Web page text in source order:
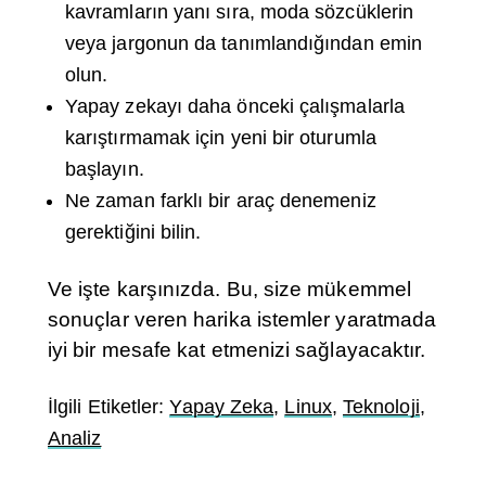
kavramların yanı sıra, moda sözcüklerin
veya jargonun da tanımlandığından emin
olun.
Yapay zekayı daha önceki çalışmalarla
karıştırmamak için yeni bir oturumla
başlayın.
Ne zaman farklı bir araç denemeniz
gerektiğini bilin.
Ve işte karşınızda. Bu, size mükemmel
sonuçlar veren harika istemler yaratmada
iyi bir mesafe kat etmenizi sağlayacaktır.
İlgili Etiketler:Yapay Zeka, Linux,Teknoloji,
Analiz